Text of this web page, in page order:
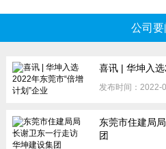
公司要
喜讯 | 华坤入
发布时间：2022-
东莞市住建局
团